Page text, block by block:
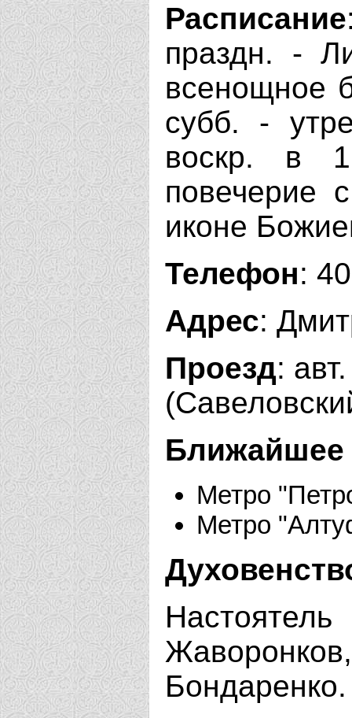
Расписание
праздн. -
всенощное
субб. -
воскр. в
повечерие
иконе
Телефон:
Адрес:
Проезд:
Ближайшее
Метро
Метро
Бондаренко.